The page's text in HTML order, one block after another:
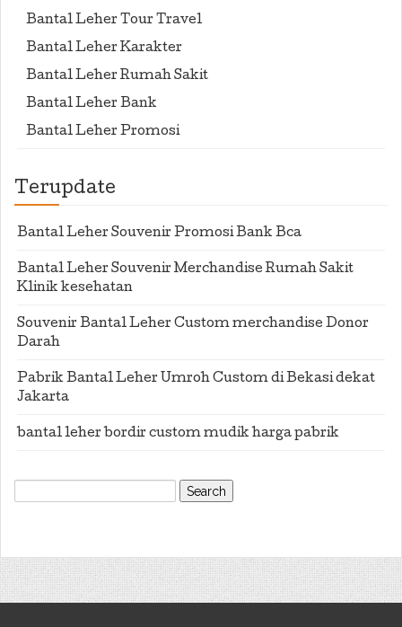
Bantal Leher Tour Travel
Bantal Leher Karakter
Bantal Leher Rumah Sakit
Bantal Leher Bank
Bantal Leher Promosi
Terupdate
Bantal Leher Souvenir Promosi Bank Bca
Bantal Leher Souvenir Merchandise Rumah Sakit
Klinik kesehatan
Souvenir Bantal Leher Custom merchandise Donor
Darah
Pabrik Bantal Leher Umroh Custom di Bekasi dekat
Jakarta
bantal leher bordir custom mudik harga pabrik
Search
for: